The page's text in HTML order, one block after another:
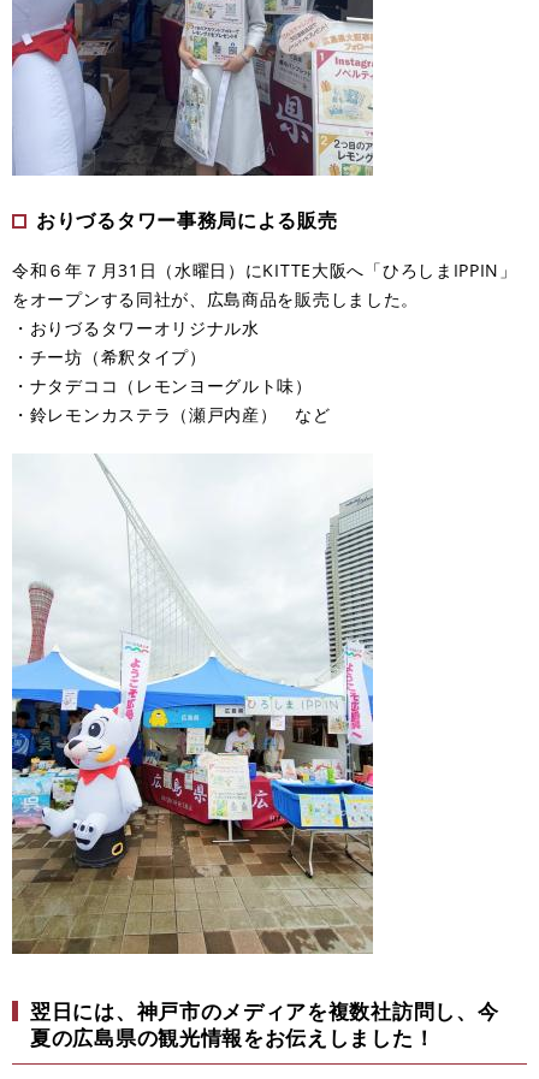
おりづるタワー事務局による販売
令和６年７月31日（水曜日）にKITTE大阪へ「ひろしまIPPIN」
をオープンする同社が、広島商品を販売しました。
・おりづるタワーオリジナル水
・チー坊（希釈タイプ）
・ナタデココ（レモンヨーグルト味）
・鈴レモンカステラ（瀬戸内産） など
翌日には、神戸市のメディアを複数社訪問し、今
夏の広島県の観光情報をお伝えしました！